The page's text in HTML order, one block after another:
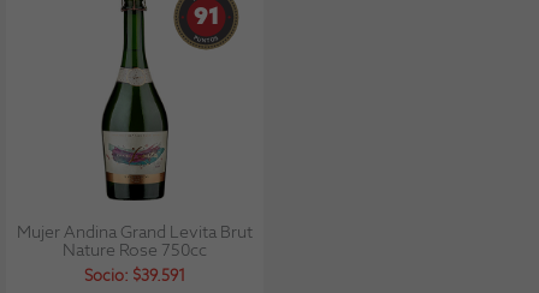
91
Mujer Andina Grand Levita Brut
Nature Rose 750cc
Socio: $39.591